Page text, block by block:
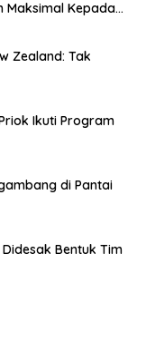
Maksimal Kepada
Zealand: Tak
Ikuti Program
di Pantai
Didesak Bentuk Tim